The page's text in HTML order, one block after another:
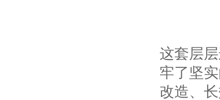
这套层
牢了坚
改造、